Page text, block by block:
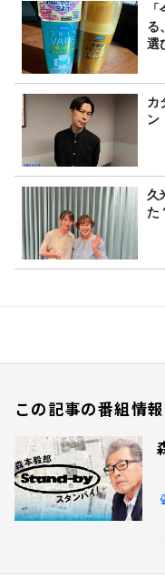
る
選
カ
ン
久
た
この記事の番組情報